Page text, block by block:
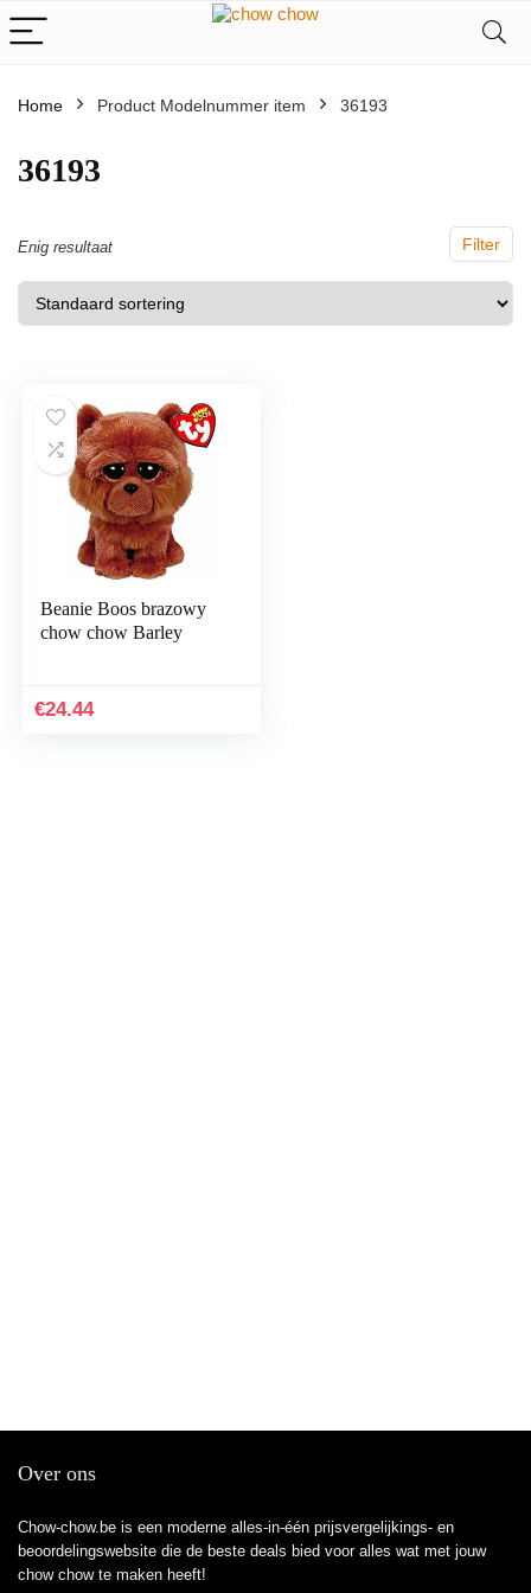
Home Product Modelnummer item ‎36193
‎36193
Filter
Enig resultaat
Beanie Boos brazowy
chow chow Barley
€24.44
Over ons
Chow-chow.be is een moderne alles-in-één prijsvergelijkings- en
beoordelingswebsite die de beste deals bied voor alles wat met jouw
chow chow te maken heeft!